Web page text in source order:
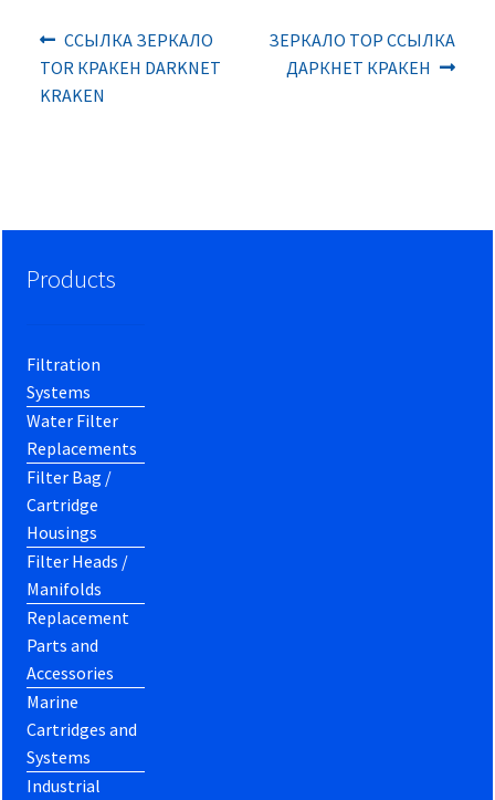
Post
navigation
Previous
post:
ССЫЛКА ЗЕРКАЛО
TOR КРАКЕН DARKNET
KRAKEN
Next
post:
ЗЕРКАЛО ТОР ССЫЛКА
ДАРКНЕТ КРАКЕН
Products
Filtration
Systems
Water Filter
Replacements
Filter Bag /
Cartridge
Housings
Filter Heads /
Manifolds
Replacement
Parts and
Accessories
Marine
Cartridges and
Systems
Industrial